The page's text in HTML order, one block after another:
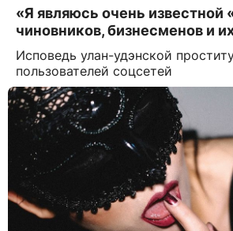
«Я являюсь очень известной
чиновников, бизнесменов и
Исповедь улан-удэнской
пользователей соцсетей